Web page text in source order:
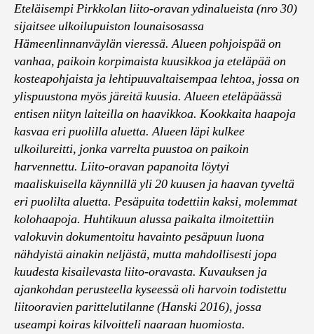
Eteläisempi Pirkkolan liito-oravan ydinalueista (nro 30)
sijaitsee ulkoilupuiston lounaisosassa
Hämeenlinnanväylän vieressä. Alueen pohjoispää on
vanhaa, paikoin korpimaista kuusikkoa ja eteläpää on
kosteapohjaista ja lehtipuuvaltaisempaa lehtoa, jossa on
ylispuustona myös järeitä kuusia. Alueen eteläpäässä
entisen niityn laiteilla on haavikkoa. Kookkaita haapoja
kasvaa eri puolilla aluetta. Alueen läpi kulkee
ulkoilureitti, jonka varrelta puustoa on paikoin
harvennettu. Liito-oravan papanoita löytyi
maaliskuisella käynnillä yli 20 kuusen ja haavan tyveltä
eri puolilta aluetta. Pesäpuita todettiin kaksi, molemmat
kolohaapoja. Huhtikuun alussa paikalta ilmoitettiin
valokuvin dokumentoitu havainto pesäpuun luona
nähdyistä ainakin neljästä, mutta mahdollisesti jopa
kuudesta kisailevasta liito-oravasta. Kuvauksen ja
ajankohdan perusteella kyseessä oli harvoin todistettu
liitooravien parittelutilanne (Hanski 2016), jossa
useampi koiras kilvoitteli naaraan huomiosta.